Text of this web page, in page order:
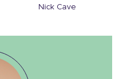
Nick Cave